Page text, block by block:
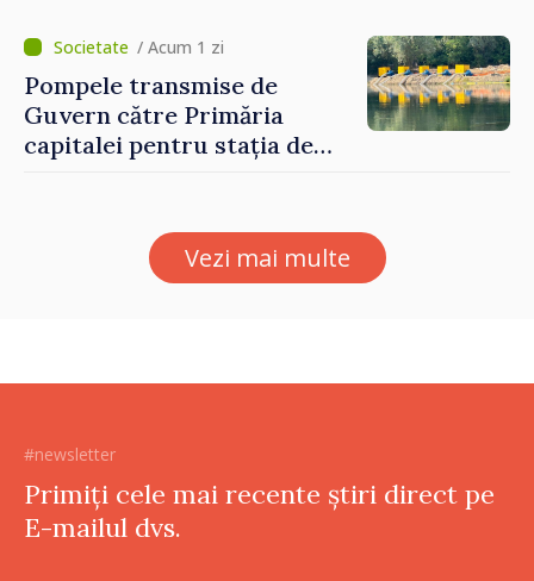
invitați să se înscrie la
eveniment
/ Acum 1 zi
Pompele transmise de
Guvern către Primăria
capitalei pentru stația de
puse în funcțiune
Vezi mai multe
#newsletter
Primiți cele mai recente știri direct pe
E-mailul dvs.